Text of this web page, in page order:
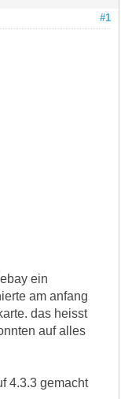
#1
ein
am anfang
das heisst
auf alles
4.3.3 gemacht